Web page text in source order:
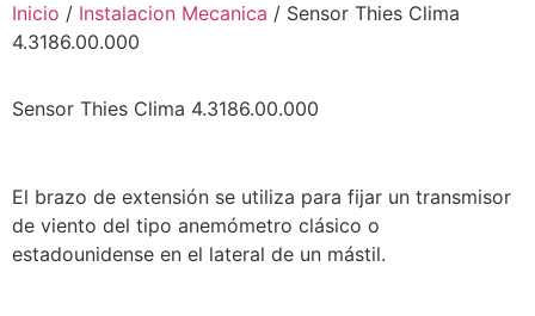
Inicio / Instalacion Mecanica / Sensor Thies Clima
4.3186.00.000
Sensor Thies Clima 4.3186.00.000
El brazo de extensión se utiliza para fijar un transmisor
de viento del tipo anemómetro clásico o
estadounidense en el lateral de un mástil.